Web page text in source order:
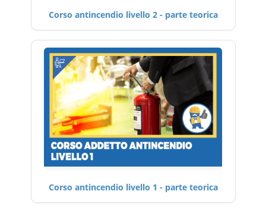
Corso antincendio livello 2 - parte teorica
Corso antincendio livello 1 - parte teorica